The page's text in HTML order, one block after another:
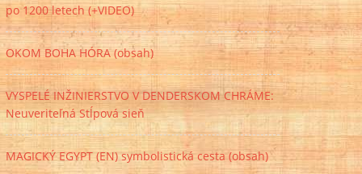
po 1200 letech (+VIDEO)
OKOM BOHA HÓRA (obsah)
VYSPELÉ INŽINIERSTVO V DENDERSKOM CHRÁME:
Neuveriteľná Stĺpová sieň
MAGICKÝ EGYPT (EN) symbolistická cesta (obsah)